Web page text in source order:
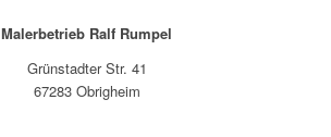
Malerbetrieb Ralf Rumpel
Grünstadter Str. 41
67283 Obrigheim